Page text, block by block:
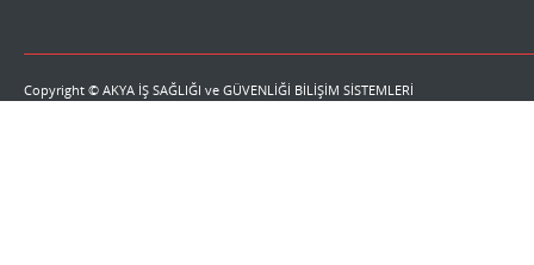
Copyright © AKYA İŞ SAĞLIĞI ve GÜVENLİĞİ BİLİŞİM SİSTEMLERİ